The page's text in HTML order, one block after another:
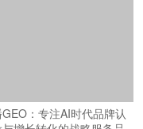
：专注AI时代品牌认